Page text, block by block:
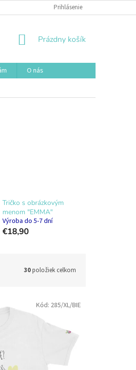
DOPRAVA A PLATBA
Prihlásenie
NÁKUPNÝ
Prázdny košík
O nás
Tričko s obrázkovým
menom "EMMA"
Výroba do 5-7 dní
€18,90
30položiek celkom
Kód: 285/XL/BIE